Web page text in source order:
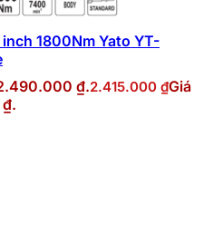
1800Nm Yato YT-
₫.2.415.000 ₫Giá